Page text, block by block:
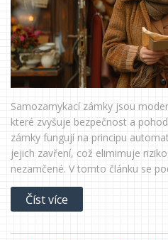
Samozamykací zámky jsou
které zvyšuje bezpečnost a
zámky fungují na principu
jejich zavření, což elimimuje
nezamčené. V tomto článku se
samozamykací zámky fungují,
přinášejí výhody a možná rizika.
jak správně vybrat a instalovat
domácnost.
Číst více